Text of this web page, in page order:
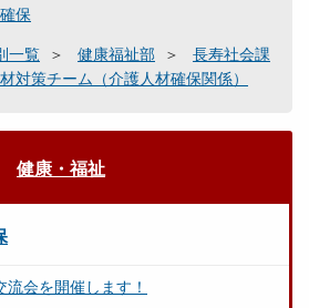
保
一覧 健康福祉部
長寿社会課
対策チーム（介護人材確保関係）
健康・福祉
会を開催します！